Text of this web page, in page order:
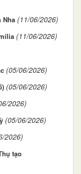
Nha (11/06/2026)
(11/06/2026)
(05/06/2026)
(05/06/2026)
2026)
(05/06/2026)
2026)
tạo